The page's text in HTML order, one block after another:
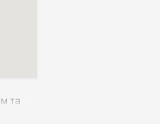
та